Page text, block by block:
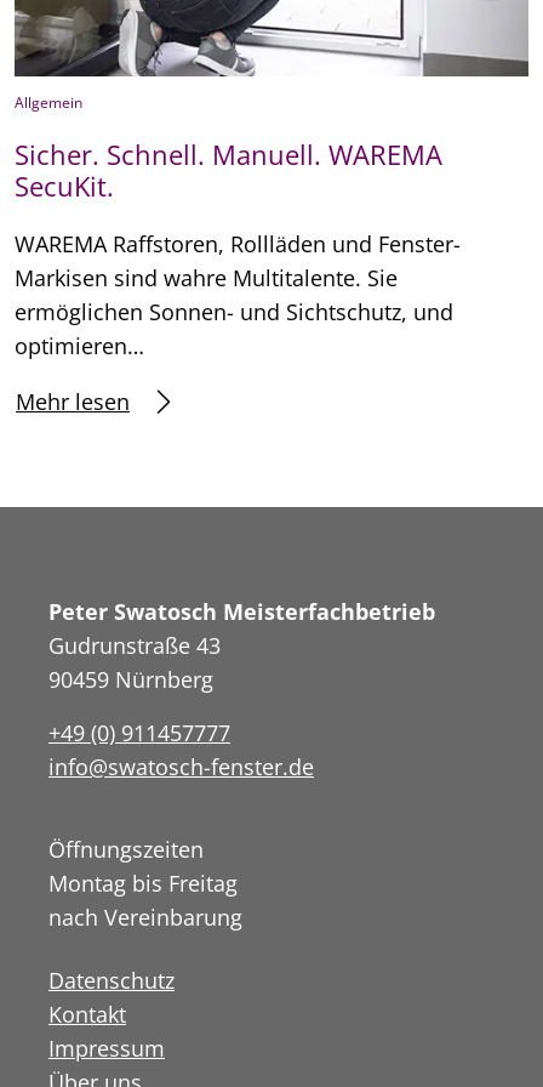
Allgemein
Sicher. Schnell. Manuell. WAREMA
SecuKit.
WAREMA Raffstoren, Rollläden und Fenster-
Markisen sind wahre Multitalente. Sie
ermöglichen Sonnen- und Sichtschutz, und
optimieren…
Mehr lesen
Peter Swatosch Meisterfachbetrieb
Gudrunstraße 43
90459 Nürnberg
+49 (0) 911457777
info@swatosch-fenster.de
Öffnungszeiten
Montag bis Freitag
nach Vereinbarung
Datenschutz
Kontakt
Impressum